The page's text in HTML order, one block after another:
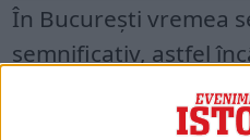
În București vremea
semnificativ, astfel
maximă va fi de
minimă de 4…6